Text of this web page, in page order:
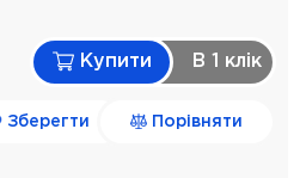
Купити В 1 клiк
Зберегти Порівняти